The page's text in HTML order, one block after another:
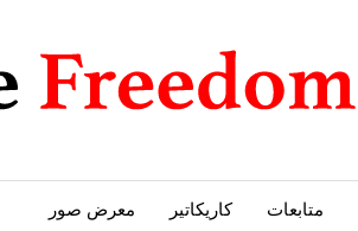
متابعات كاريكاتير معرض صور